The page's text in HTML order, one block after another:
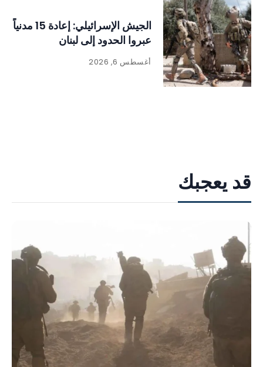
الجيش الإسرائيلي: إعادة 15 مدنياً
عبروا الحدود إلى لبنان
أغسطس 6, 2026
قد يعجبك